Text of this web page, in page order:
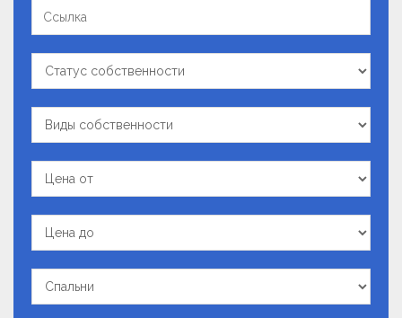
Ссылка
Статус
собственности
Виды
собственности
Цена
от
Цена
до
Спальни